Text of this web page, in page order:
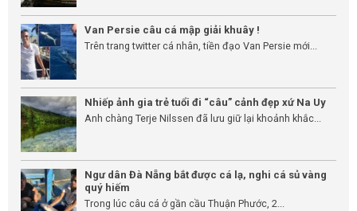
Van Persie câu cá mập giải khuây !
Trên trang twitter cá nhân, tiền đạo Van Persie mới...
Nhiếp ảnh gia trẻ tuổi đi “câu” cảnh đẹp xứ Na Uy
Anh chàng Terje Nilssen đã lưu giữ lại khoảnh khắc...
Ngư dân Đà Nẵng bắt được cá lạ, nghi cá sủ vàng
quý hiếm
Trong lúc câu cá ở gần cầu Thuận Phước, 2...